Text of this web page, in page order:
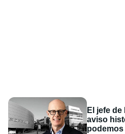
El jefe
aviso